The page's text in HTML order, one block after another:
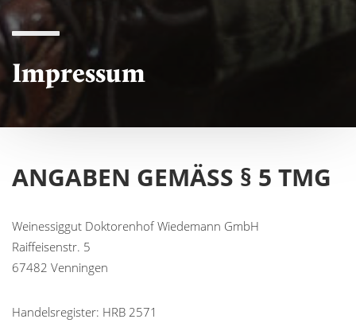
Impressum
ANGABEN GEMÄSS § 5 TMG
Weinessiggut Doktorenhof Wiedemann GmbH
Raiffeisenstr. 5
67482 Venningen
Handelsregister: HRB 2571